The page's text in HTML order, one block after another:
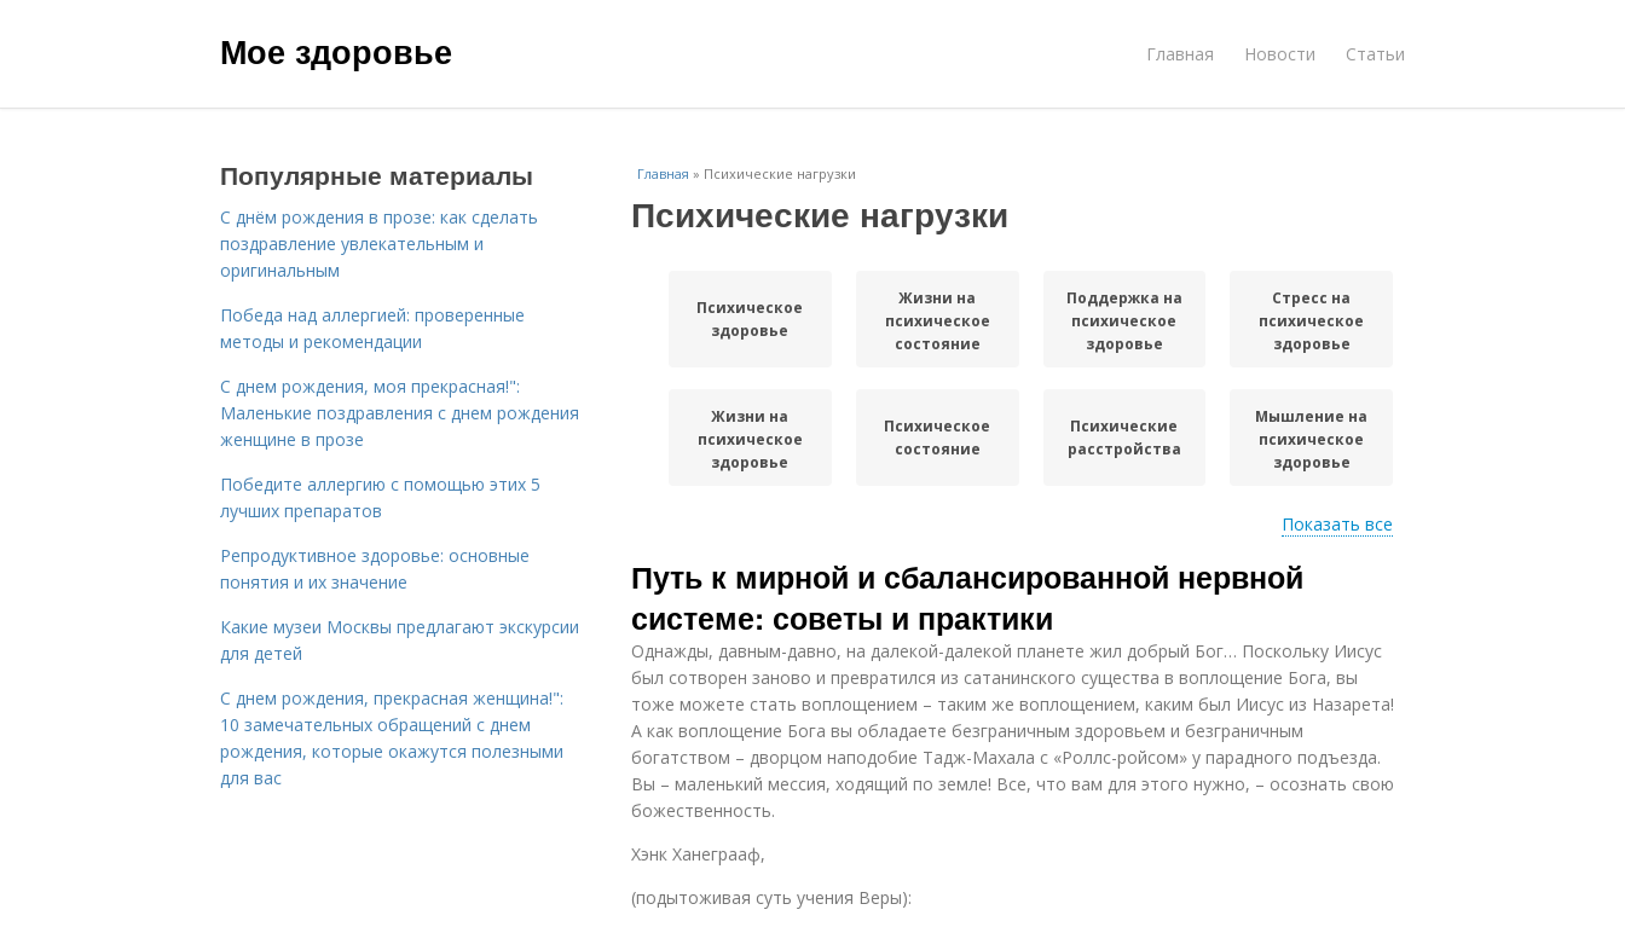
Мое здоровье Главная Новости Статьи
Главная » Психические нагрузки
Психические нагрузки
Психическое
здоровье
Жизни на
психическое
состояние
Поддержка на
психическое
здоровье
Стресс на
психическое
здоровье
Жизни на
психическое
здоровье
Психическое
состояние
Психические
расстройства
Мышление на
психическое
здоровье
здоровья
здоровье
благополучия
Эмоции для
благополучия
Психические
здоровья
Показать все
Путь к мирной и сбалансированной нервной
системе: советы и практики
Однажды, давным-давно, на далекой-далекой планете жил добрый Бог… Поскольку Иисус
был сотворен заново и превратился из сатанинского существа в воплощение Бога, вы
тоже можете стать воплощением – таким же воплощением, каким был Иисус из Назарета!
А как воплощение Бога вы обладаете безграничным здоровьем и безграничным
богатством – дворцом наподобие Тадж-Махала с «Роллс-ройсом» у парадного подъезда.
Вы – маленький мессия, ходящий по земле! Все, что вам для этого нужно, – осознать свою
божественность.
Хэнк Ханеграаф,
(подытоживая суть учения Веры):
Популярные материалы
С днём рождения в прозе: как сделать
поздравление увлекательным и
оригинальным
Победа над аллергией: проверенные
методы и рекомендации
С днем рождения, моя прекрасная!":
Маленькие поздравления с днем рождения
женщине в прозе
Победите аллергию с помощью этих 5
лучших препаратов
Репродуктивное здоровье: основные
понятия и их значение
Какие музеи Москвы предлагают экскурсии
для детей
С днем рождения, прекрасная женщина!":
10 замечательных обращений с днем
рождения, которые окажутся полезными
для вас